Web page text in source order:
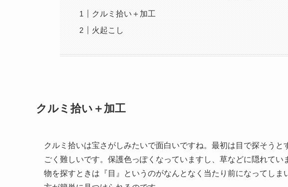
クルミ拾い＋加工
火起こし
クルミ拾い＋加工
クルミ拾いは宝さがしみたいで面白いですね。最初は目で探そう
ごく難しいです。保護色っぽくなっていますし、草などに隠れてい
物を探すときは『目』というのがなんとなく当たり前になってし